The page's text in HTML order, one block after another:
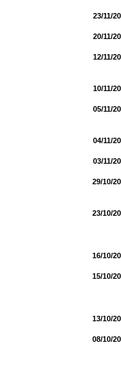
23/11/
20/11/
12/11/
10/11/
05/11/
04/11/
03/11/
29/10/
23/10/
16/10/
15/10/
13/10/
08/10/